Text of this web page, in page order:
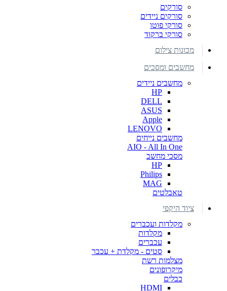
סורקים
סורקים ניידים
סורקי פוטו
סורקי ברקוד
מכונות צילום
מחשבים ומסכים
מחשבים ניידים
HP
DELL
ASUS
Apple
LENOVO
מחשבים נייחים
AIO - All In One
מסכי מחשב
HP
Philips
MAG
טאבלטים
ציוד היקפי
מקלדות ועכברים
מקלדות
עכברים
סטים - מקלדת + עכבר
מצלמות רשת
מיקרופונים
כבלים
HDMI